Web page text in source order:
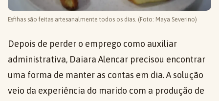
Esfihas são feitas artesanalmente todos os dias. (Foto: Maya Severino)
Depois de perder o emprego como auxiliar
administrativa, Daiara Alencar precisou encontrar
uma forma de manter as contas em dia. A solução
veio da experiência do marido com a produção de